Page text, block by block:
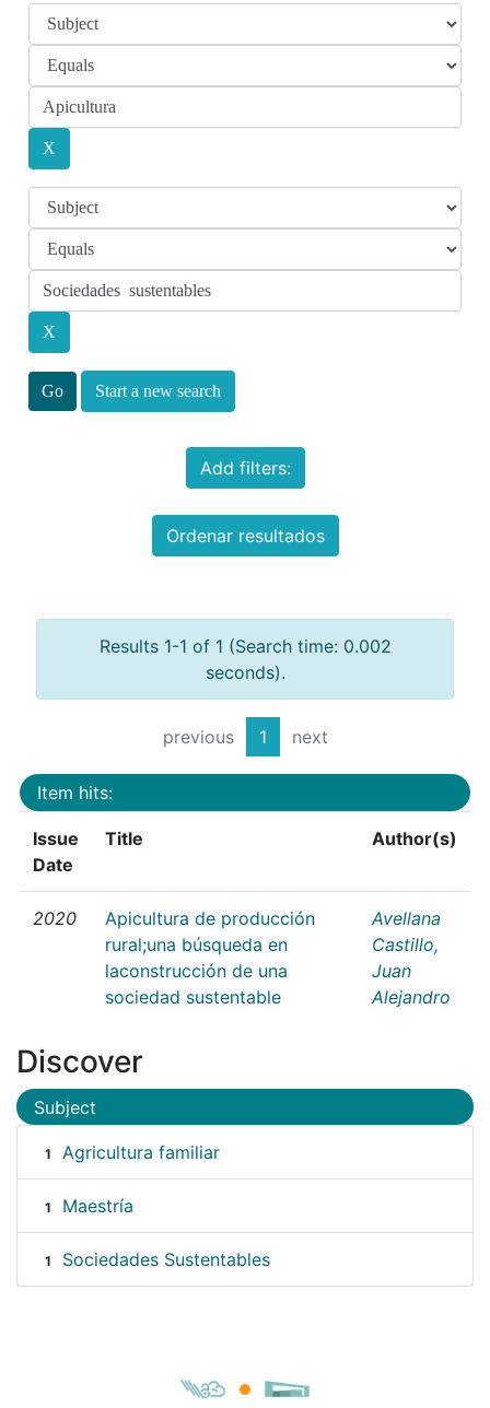
Start a new search
Add filters:
Ordenar resultados
Results 1-1 of 1 (Search time: 0.002
seconds).
previous 1 next
Item hits:
Issue
Date
Title Author(s)
2020
Apicultura de producción
rural;una búsqueda en
laconstrucción de una
sociedad sustentable
Avellana
Castillo,
Juan
Alejandro
Discover
Subject
1 Agricultura familiar
1 Maestría
1 Sociedades Sustentables